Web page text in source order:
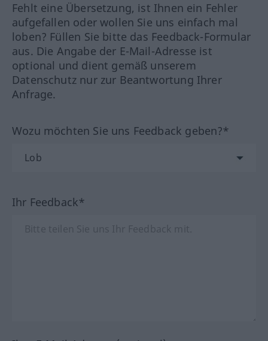
Fehlt eine Übersetzung, ist Ihnen ein Fehler
aufgefallen oder wollen Sie uns einfach mal
loben? Füllen Sie bitte das Feedback-Formular
aus. Die Angabe der E-Mail-Adresse ist
optional und dient gemäß unserem
Datenschutz nur zur Beantwortung Ihrer
Anfrage.
Wozu möchten Sie uns Feedback geben?*
Ihr Feedback*